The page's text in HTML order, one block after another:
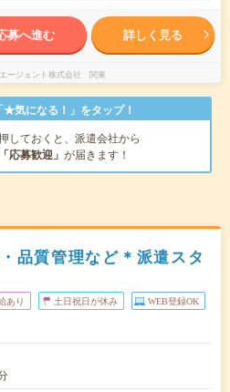
募へ進む 詳しく見る
ージェント株式会社 関東
気になる！」をタップ！
しておくと、派遣会社から
「応募歓迎」 が届きます！
品質管理など＊派遣スタ
あり 土日祝日が休み WEB登録OK